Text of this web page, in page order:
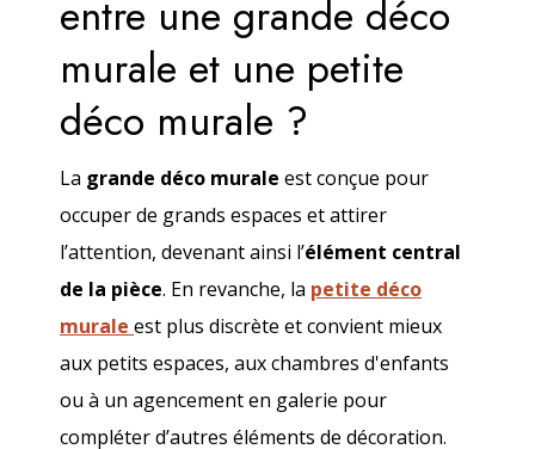
entre une grande déco
murale et une petite
déco murale ?
La grande déco murale est conçue pour
occuper de grands espaces et attirer
l’attention, devenant ainsi l’élément central
de la pièce. En revanche, la petite déco
murale est plus discrète et convient mieux
aux petits espaces, aux chambres d'enfants
ou à un agencement en galerie pour
compléter d’autres éléments de décoration.